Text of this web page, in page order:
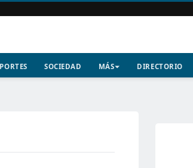
SOCIEDAD MÁS DIRECTORIO